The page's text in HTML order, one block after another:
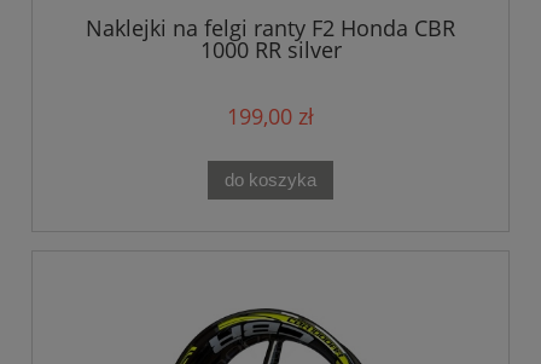
Naklejki na felgi ranty F2 Honda CBR
1000 RR silver
199,00 zł
do koszyka